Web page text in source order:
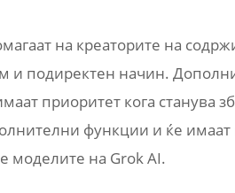
на креаторите на
и подиректен начин.
приоритет кога станува
функции и ќе
моделите на Grok AI.